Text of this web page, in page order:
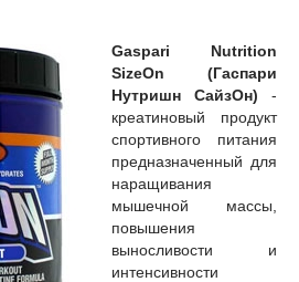
Gaspari Nutrition
SizeOn (Гаспари
Нутришн СайзОн) -
креатиновый продукт
спортивного питания
предназначенный для
наращивания
мышечной массы,
повышения
выносливости и
интенсивности